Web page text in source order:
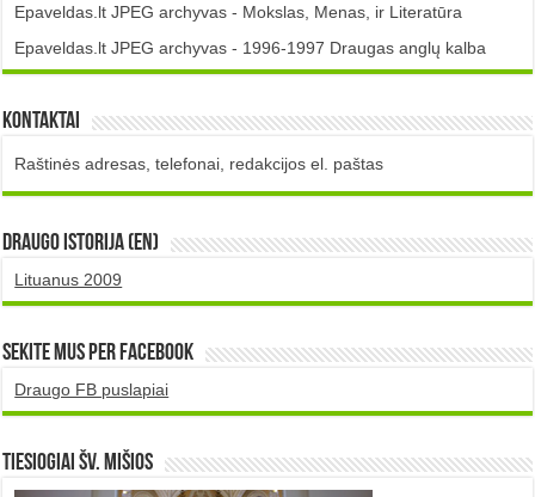
Epaveldas.lt JPEG archyvas - Mokslas, Menas, ir Literatūra
Epaveldas.lt JPEG archyvas - 1996-1997 Draugas anglų kalba
Kontaktai
Raštinės adresas, telefonai, redakcijos el. paštas
DRAUGO istorija (EN)
Lituanus 2009
Sekite mus per Facebook
Draugo FB puslapiai
TIESIOGIAI šv. MIŠIOS